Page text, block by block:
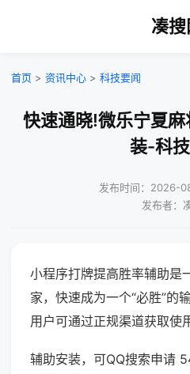
凑搜
首页 > 资讯中心 > 科技要闻
快速通晓!微乐宁夏
装-科
发布时间：2026-
发布者：
小程序打牌提高胜率辅助是
家，快速成为一个“必胜”的
用户可通过正规渠道获取使
辅助安装，可QQ搜索申请